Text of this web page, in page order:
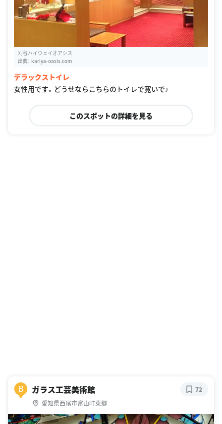
刈谷ハイウェイオアシス
出典： kariya-oasis.com
デラックストイレ
女性用です。どうせならこちらのトイレで寛いで♪
このスポットの詳細を見る
B ガラス工芸美術館
愛知県西尾市富山町東郷
72